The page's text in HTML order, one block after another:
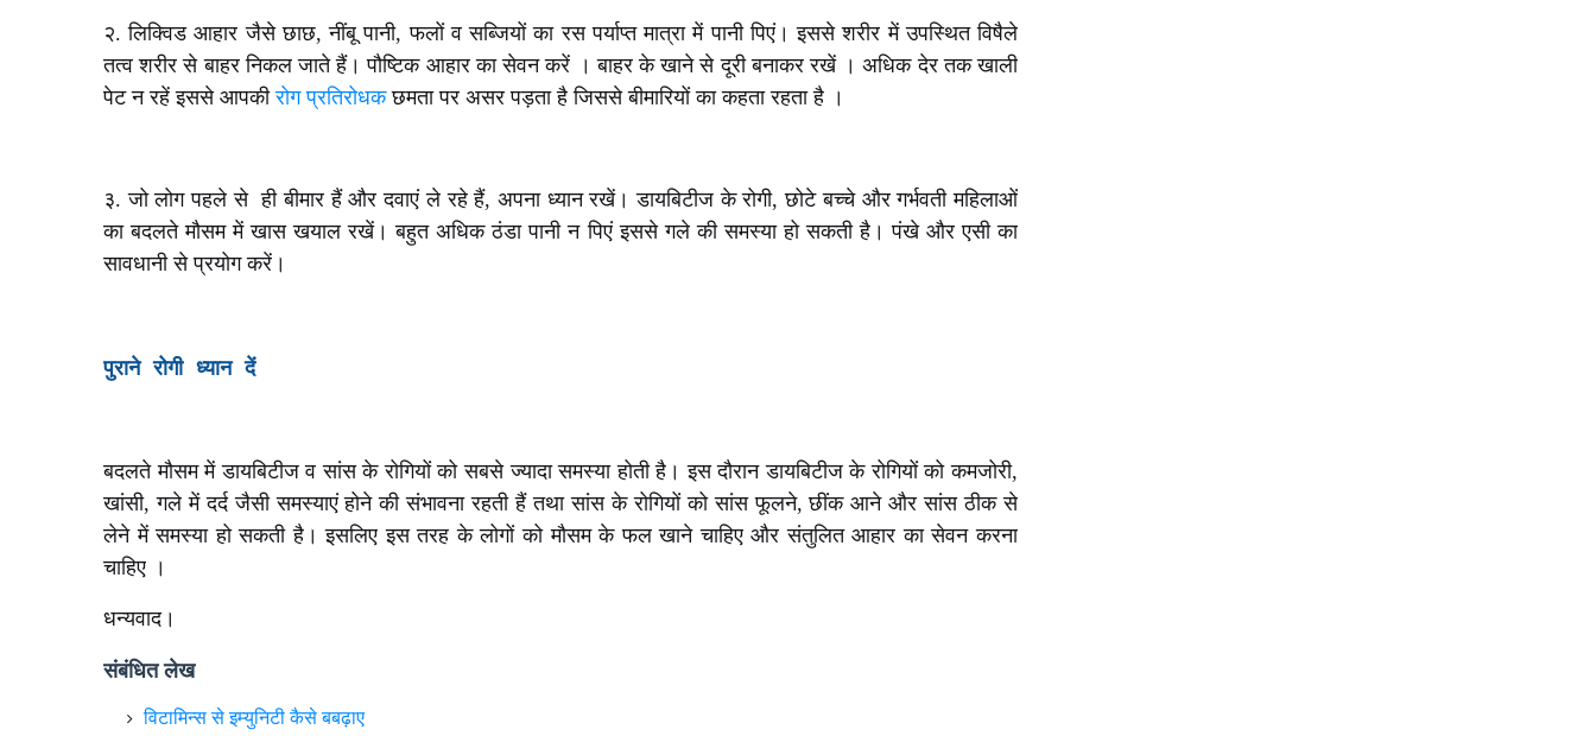
२. लिक्विड आहार जैसे छाछ, नींबू पानी, फलों व सब्जियों का रस पर्याप्त मात्रा में पानी पिएं। इससे शरीर में उपस्थित विषैले
तत्व शरीर से बाहर निकल जाते हैं। पौष्टिक आहार का सेवन करें । बाहर के खाने से दूरी बनाकर रखें । अधिक देर तक खाली
पेट न रहें इससे आपकीरोग प्रतिरोधकछमता पर असर पड़ता है जिससे बीमारियों का कहता रहता है ।
३. जो लोग पहले से ही बीमार हैं और दवाएं ले रहे हैं, अपना ध्यान रखें। डायबिटीज के रोगी, छोटे बच्चे और गर्भवती महिलाओं
का बदलते मौसम में खास खयाल रखें। बहुत अधिक ठंडा पानी न पिएं इससे गले की समस्या हो सकती है। पंखे और एसी का
सावधानी से प्रयोग करें।
पुराने रोगी ध्यान दें
बदलते मौसम में डायबिटीज व सांस के रोगियों को सबसे ज्यादा समस्या होती है। इस दौरान डायबिटीज के रोगियों को कमजोरी,
खांसी, गले में दर्द जैसी समस्याएं होने की संभावना रहती हैं तथा सांस के रोगियों को सांस फूलने, छींक आने और सांस ठीक से
लेने में समस्या हो सकती है। इसलिए इस तरह के लोगों को मौसम के फल खाने चाहिए और संतुलित आहार का सेवन करना
चाहिए ।
धन्यवाद।
संबंधित लेख
विटामिन्स से इम्युनिटी कैसे बबढ़ाए